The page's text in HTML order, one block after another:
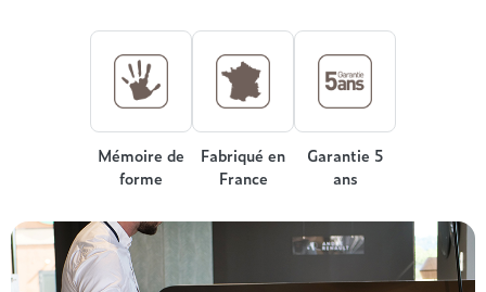
Mémoire de
forme
Fabriqué en
France
Garantie 5
ans